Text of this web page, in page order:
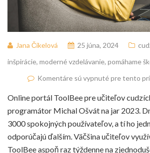
Jana Čikelová 25 júna, 2024
inšpirácie, moderné vzdelávanie, pomáhame
Komentáre sú vypnuté pre tento
Online portál ToolBee pre učiteľov
programátor Michal Ošvát na jar 2023.
3000 spokojných používateľov, a tí ho
odporúčajú ďalším. Väčšina učiteľov
ToolBee aspoň raz týždenne na